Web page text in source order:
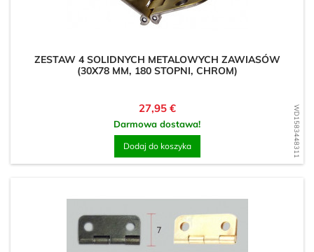
WD1583448311
ZESTAW 4 SOLIDNYCH METALOWYCH ZAWIASÓW
(30X78 MM, 180 STOPNI, CHROM)
Cena
27,95 €
Darmowa dostawa!
Dodaj do koszyka